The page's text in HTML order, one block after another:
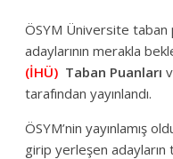
ÖSYM Üniversite taban
adaylarının merakla
(İHÜ) Taban Puanları
tarafından yayınlandı.
ÖSYM’nin yayınlamış
girip yerleşen adayların